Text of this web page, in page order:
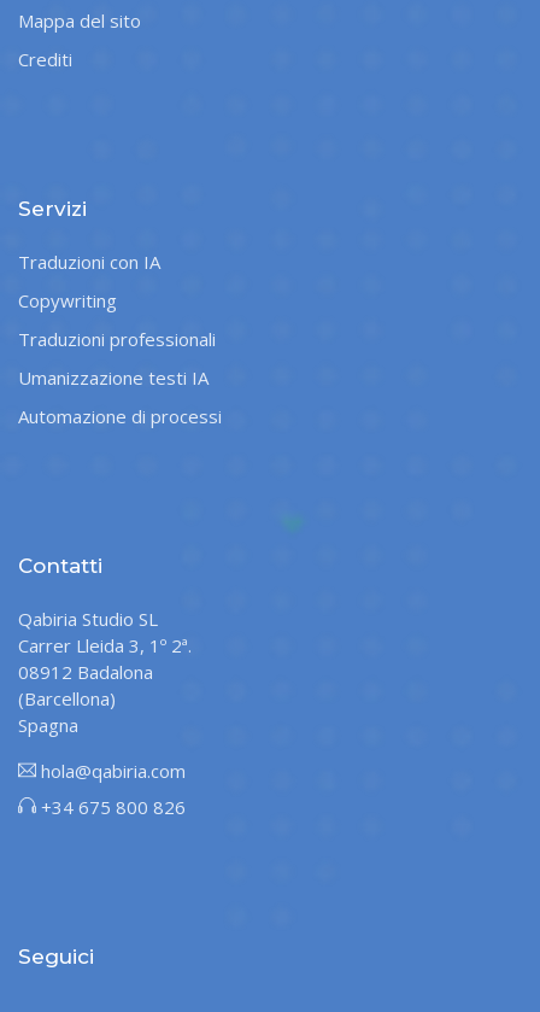
Mappa del sito
Crediti
Servizi
Traduzioni con IA
Copywriting
Traduzioni professionali
Umanizzazione testi IA
Automazione di processi
Contatti
Qabiria Studio SL
Carrer Lleida 3, 1º 2ª.
08912 Badalona
(Barcellona)
Spagna
hola@qabiria.com
+34 675 800 826
Seguici